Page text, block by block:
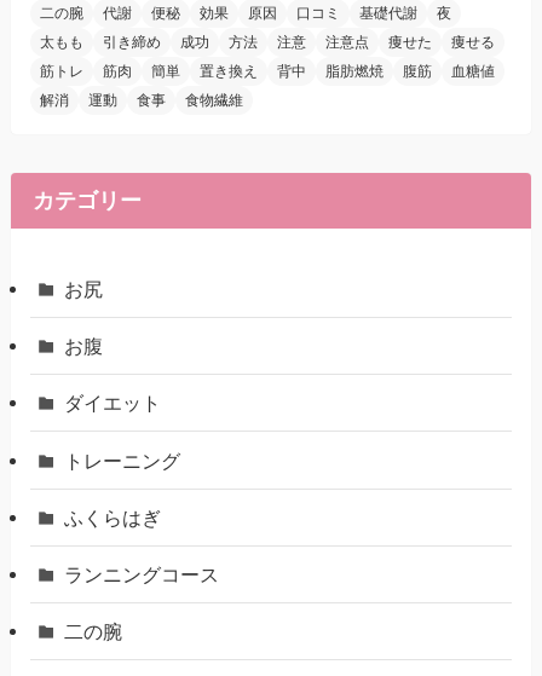
二の腕
代謝 便秘 効果 原因 口コミ 基礎代謝
夜
太もも
引き締め 成功 方法 注意 注意点 痩せた
痩せる
筋トレ
筋肉 簡単 置き換え 背中 脂肪燃焼 腹筋
血糖値
解消
運動 食事 食物繊維
カテゴリー
お尻
お腹
ダイエット
トレーニング
ふくらはぎ
ランニングコース
二の腕